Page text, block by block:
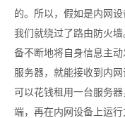
的。所以，假如是内网
我们就绕过了路由防火
备不断地将自身信息主
服务器，就能接收到内
可以花钱租用一台服务
端，再在内网设备上运